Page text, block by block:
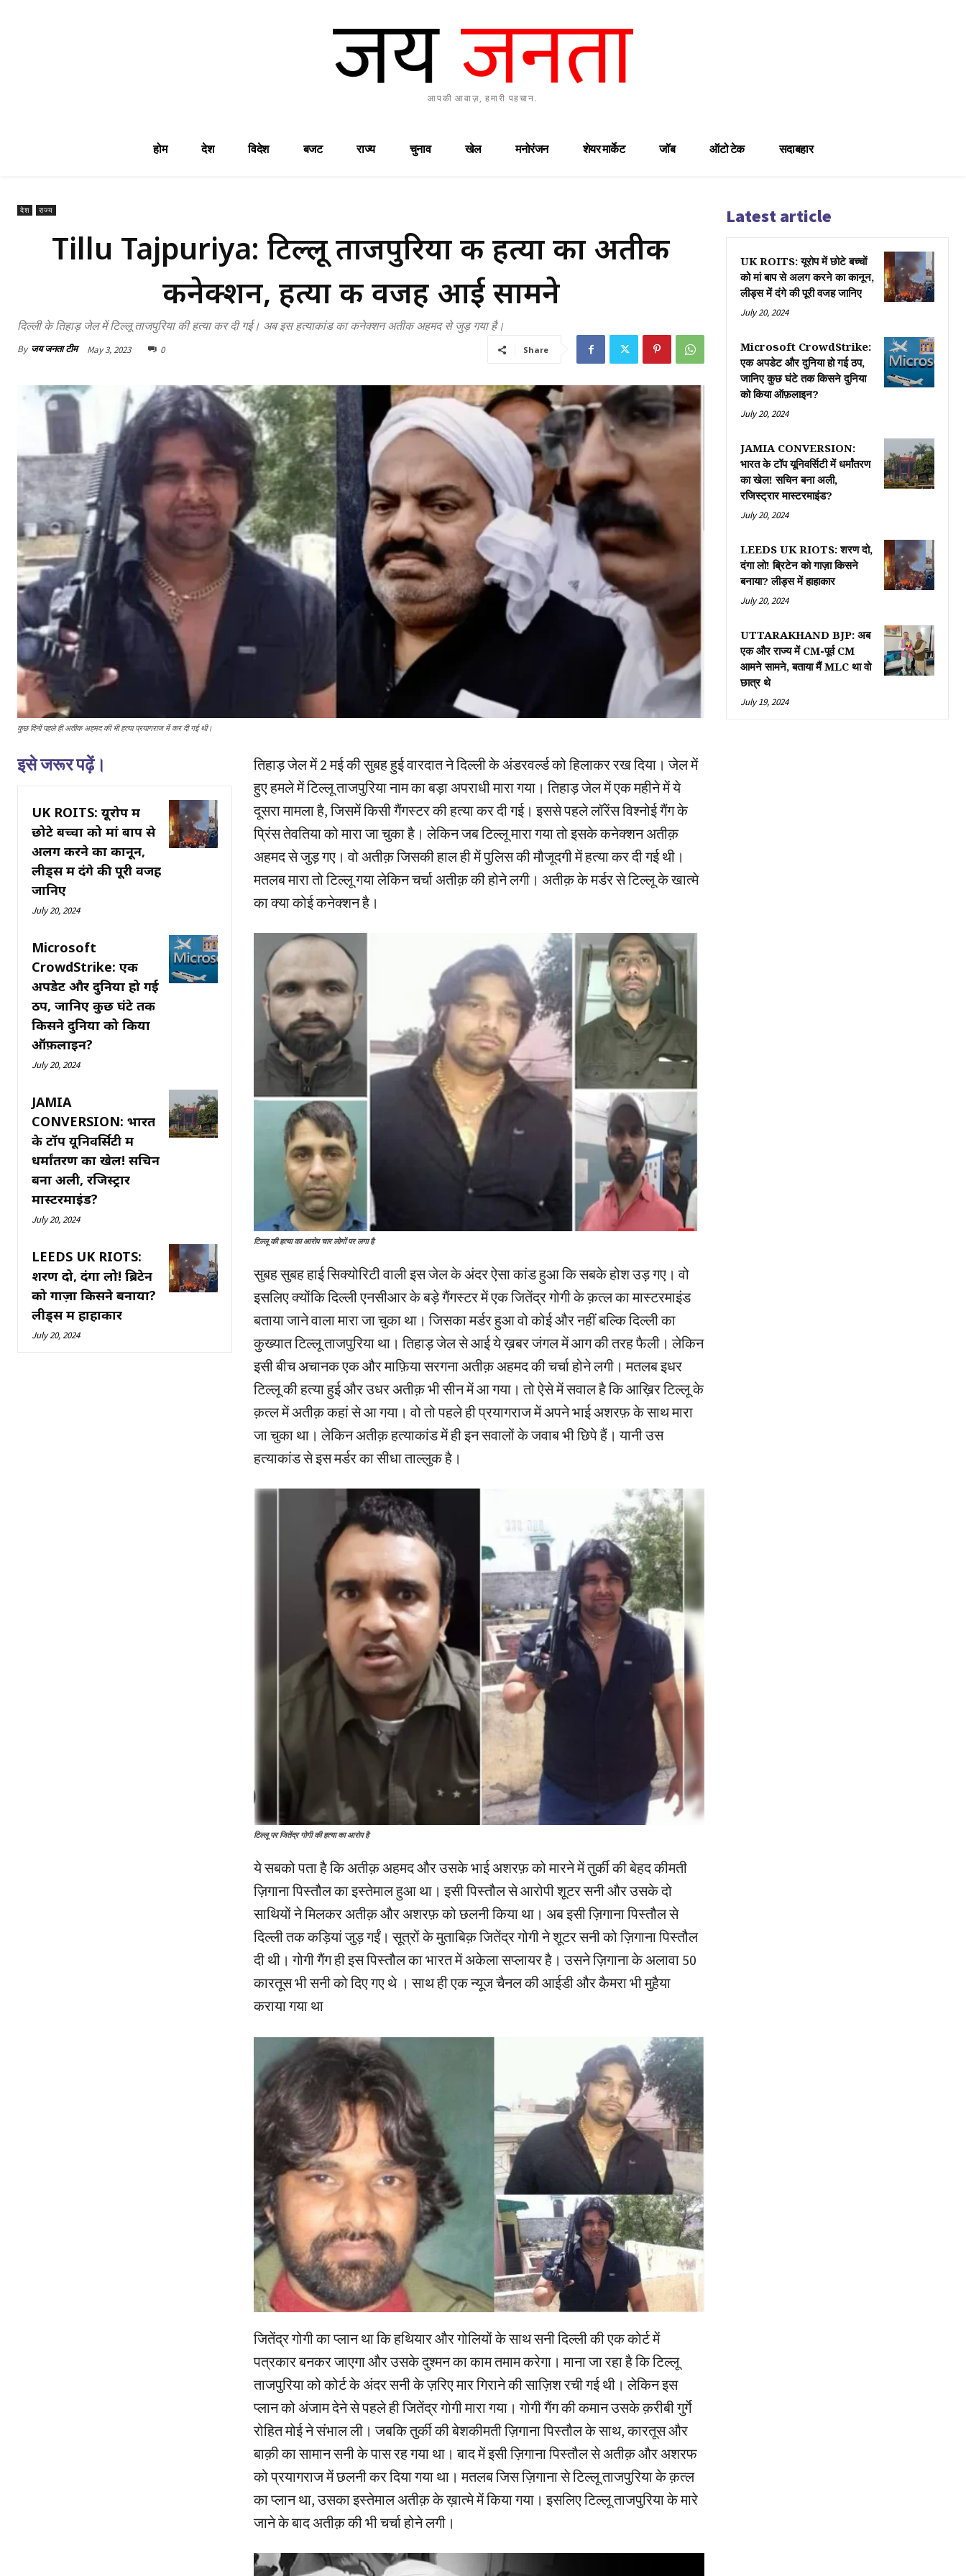
आपकी आवाज़, हमारी पहचान.
होम देश विदेश बजट राज्य चुनाव खेल मनोरंजन शेयर मार्केट जॉब ऑटो टेक सदाबहार
देश राज्य
Tillu Tajpuriya: टिल्लू ताजपुरिया की हत्या का अतीक
कनेक्शन, हत्या की वजह आई सामने
दिल्ली के तिहाड़ जेल में टिल्लू ताजपुरिया की हत्या कर दी गई। अब इस हत्याकांड का कनेक्शन अतीक अहमद से जुड़ गया है।
By जय जनता टीम May 3, 2023 0 Share
कुछ दिनों पहले ही अतीक अहमद की भी हत्या प्रयागराज में कर दी गई थी।
इसे जरूर पढ़ें।
UK ROITS: यूरोप में
छोटे बच्चों को मां बाप से
अलग करने का कानून,
लीड्स में दंगे की पूरी वजह
जानिए
July 20, 2024
Microsoft
CrowdStrike: एक
अपडेट और दुनिया हो गई
ठप, जानिए कुछ घंटे तक
किसने दुनिया को किया
ऑफ़लाइन?
July 20, 2024
JAMIA
CONVERSION: भारत
के टॉप यूनिवर्सिटी में
धर्मांतरण का खेल! सचिन
बना अली, रजिस्ट्रार
मास्टरमाइंड?
July 20, 2024
LEEDS UK RIOTS:
शरण दो, दंगा लो! ब्रिटेन
को गाज़ा किसने बनाया?
लीड्स में हाहाकार
July 20, 2024
तिहाड़ जेल में 2 मई की सुबह हुई वारदात ने दिल्ली के अंडरवर्ल्ड को हिलाकर रख दिया। जेल में
हुए हमले में टिल्लू ताजपुरिया नाम का बड़ा अपराधी मारा गया। तिहाड़ जेल में एक महीने में ये
दूसरा मामला है, जिसमें किसी गैंगस्टर की हत्या कर दी गई। इससे पहले लॉरेंस विश्नोई गैंग के
प्रिंस तेवतिया को मारा जा चुका है। लेकिन जब टिल्लू मारा गया तो इसके कनेक्शन अतीक़
अहमद से जुड़ गए। वो अतीक़ जिसकी हाल ही में पुलिस की मौजूदगी में हत्या कर दी गई थी।
मतलब मारा तो टिल्लू गया लेकिन चर्चा अतीक़ की होने लगी। अतीक़ के मर्डर से टिल्लू के खात्मे
का क्या कोई कनेक्शन है।
टिल्लू की हत्या का आरोप चार लोगों पर लगा है
सुबह सुबह हाई सिक्योरिटी वाली इस जेल के अंदर ऐसा कांड हुआ कि सबके होश उड़ गए। वो
इसलिए क्योंकि दिल्ली एनसीआर के बड़े गैंगस्टर में एक जितेंद्र गोगी के क़त्ल का मास्टरमाइंड
बताया जाने वाला मारा जा चुका था। जिसका मर्डर हुआ वो कोई और नहीं बल्कि दिल्ली का
कुख्यात टिल्लू ताजपुरिया था। तिहाड़ जेल से आई ये ख़बर जंगल में आग की तरह फैली। लेकिन
इसी बीच अचानक एक और माफ़िया सरगना अतीक़ अहमद की चर्चा होने लगी। मतलब इधर
टिल्लू की हत्या हुई और उधर अतीक़ भी सीन में आ गया। तो ऐसे में सवाल है कि आख़िर टिल्लू के
क़त्ल में अतीक़ कहां से आ गया। वो तो पहले ही प्रयागराज में अपने भाई अशरफ़ के साथ मारा
जा चुका था। लेकिन अतीक़ हत्याकांड में ही इन सवालों के जवाब भी छिपे हैं। यानी उस
हत्याकांड से इस मर्डर का सीधा ताल्लुक है।
टिल्लू पर जितेंद्र गोगी की हत्या का आरोप है
ये सबको पता है कि अतीक़ अहमद और उसके भाई अशरफ़ को मारने में तुर्की की बेहद कीमती
ज़िगाना पिस्तौल का इस्तेमाल हुआ था। इसी पिस्तौल से आरोपी शूटर सनी और उसके दो
साथियों ने मिलकर अतीक़ और अशरफ़ को छलनी किया था। अब इसी ज़िगाना पिस्तौल से
दिल्ली तक कड़ियां जुड़ गईं। सूत्रों के मुताबिक़ जितेंद्र गोगी ने शूटर सनी को ज़िगाना पिस्तौल
दी थी। गोगी गैंग ही इस पिस्तौल का भारत में अकेला सप्लायर है। उसने ज़िगाना के अलावा 50
कारतूस भी सनी को दिए गए थे । साथ ही एक न्यूज चैनल की आईडी और कैमरा भी मुहैया
कराया गया था
जितेंद्र गोगी का प्लान था कि हथियार और गोलियों के साथ सनी दिल्ली की एक कोर्ट में
पत्रकार बनकर जाएगा और उसके दुश्मन का काम तमाम करेगा। माना जा रहा है कि टिल्लू
ताजपुरिया को कोर्ट के अंदर सनी के ज़रिए मार गिराने की साज़िश रची गई थी। लेकिन इस
प्लान को अंजाम देने से पहले ही जितेंद्र गोगी मारा गया। गोगी गैंग की कमान उसके क़रीबी गुर्गे
रोहित मोई ने संभाल ली। जबकि तुर्की की बेशकीमती ज़िगाना पिस्तौल के साथ, कारतूस और
बाक़ी का सामान सनी के पास रह गया था। बाद में इसी ज़िगाना पिस्तौल से अतीक़ और अशरफ
को प्रयागराज में छलनी कर दिया गया था। मतलब जिस ज़िगाना से टिल्लू ताजपुरिया के क़त्ल
का प्लान था, उसका इस्तेमाल अतीक़ के ख़ात्मे में किया गया। इसलिए टिल्लू ताजपुरिया के मारे
जाने के बाद अतीक़ की भी चर्चा होने लगी।
Latest article
UK ROITS: यूरोप में छोटे बच्चों
को मां बाप से अलग करने का कानून,
लीड्स में दंगे की पूरी वजह जानिए
July 20, 2024
Microsoft CrowdStrike:
एक अपडेट और दुनिया हो गई ठप,
जानिए कुछ घंटे तक किसने दुनिया
को किया ऑफ़लाइन?
July 20, 2024
JAMIA CONVERSION:
भारत के टॉप यूनिवर्सिटी में धर्मांतरण
का खेल! सचिन बना अली,
रजिस्ट्रार मास्टरमाइंड?
July 20, 2024
LEEDS UK RIOTS: शरण दो,
दंगा लो! ब्रिटेन को गाज़ा किसने
बनाया? लीड्स में हाहाकार
July 20, 2024
UTTARAKHAND BJP: अब
एक और राज्य में CM-पूर्व CM
आमने सामने, बताया मैं MLC था वो
छात्र थे
July 19, 2024